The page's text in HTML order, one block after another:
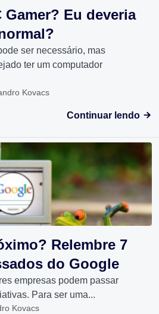
Gamer? Eu deveria
ser necessário, mas
ter um computador
Kovacs
Continuar lendo
Relembre 7
do Google
empresas podem passar
Para ser uma...
Kovacs